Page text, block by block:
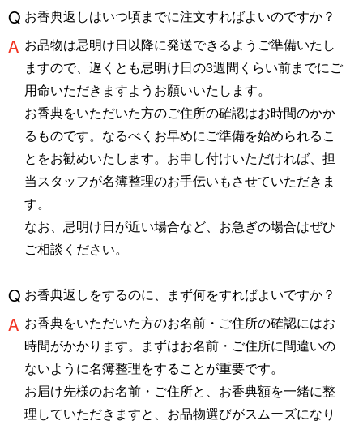
お香典返しはいつ頃までに注文すればよいのですか？
お品物は忌明け日以降に発送できるようご準備いたし
ますので、遅くとも忌明け日の3週間くらい前までにご
用命いただきますようお願いいたします。
お香典をいただいた方のご住所の確認はお時間のかか
るものです。なるべくお早めにご準備を始められるこ
とをお勧めいたします。お申し付けいただければ、担
当スタッフが名簿整理のお手伝いもさせていただきま
す。
なお、忌明け日が近い場合など、お急ぎの場合はぜひ
ご相談ください。
お香典返しをするのに、まず何をすればよいですか？
お香典をいただいた方のお名前・ご住所の確認にはお
時間がかかります。まずはお名前・ご住所に間違いの
ないように名簿整理をすることが重要です。
お届け先様のお名前・ご住所と、お香典額を一緒に整
理していただきますと、お品物選びがスムーズになり